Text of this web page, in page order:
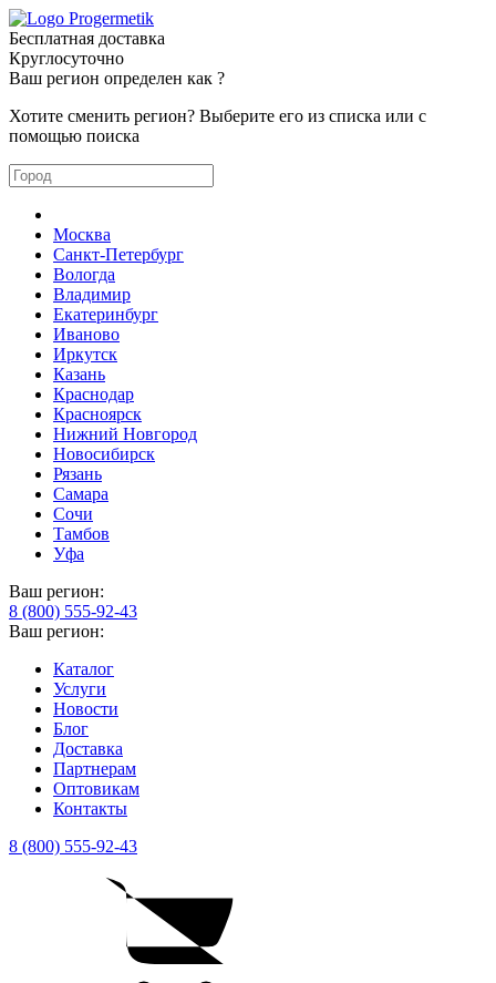
Бесплатная доставка
Круглосуточно
Ваш регион определен как ?
Хотите сменить регион? Выберите его из списка или с
помощью поиска
Москва
Санкт-Петербург
Вологда
Владимир
Екатеринбург
Иваново
Иркутск
Казань
Краснодар
Красноярск
Нижний Новгород
Новосибирск
Рязань
Самара
Сочи
Тамбов
Уфа
Ваш регион:
8 (800) 555-92-43
Ваш регион:
Каталог
Услуги
Новости
Блог
Доставка
Партнерам
Оптовикам
Контакты
8 (800) 555-92-43